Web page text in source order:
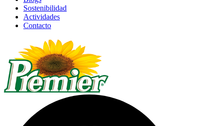
Sostenibilidad
Actividades
Contacto